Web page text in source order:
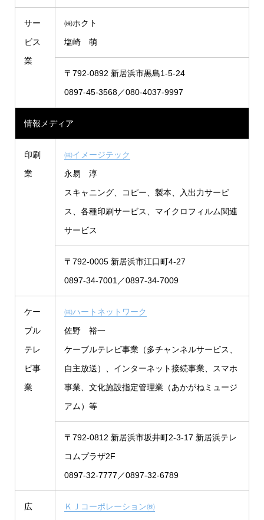
サー
ビス
業
㈱ホクト
塩崎 萌
〒792-0892 新居浜市黒島1-5-24
0897-45-3568／080-4037-9997
情報メディア
印刷
業
㈱イメージテック
永易 淳
スキャニング、コピー、製本、入出力サービ
ス、各種印刷サービス、マイクロフィルム関連
サービス
〒792-0005 新居浜市江口町4-27
0897-34-7001／0897-34-7009
ケー
ブル
テレ
ビ事
業
㈱ハートネットワーク
佐野 裕一
ケーブルテレビ事業（多チャンネルサービス、
自主放送）、インターネット接続事業、スマホ
事業、文化施設指定管理業（あかがねミュージ
アム）等
〒792-0812 新居浜市坂井町2-3-17 新居浜テレ
コムプラザ2F
0897-32-7777／0897-32-6789
広
ＫＪコーポレーション㈱